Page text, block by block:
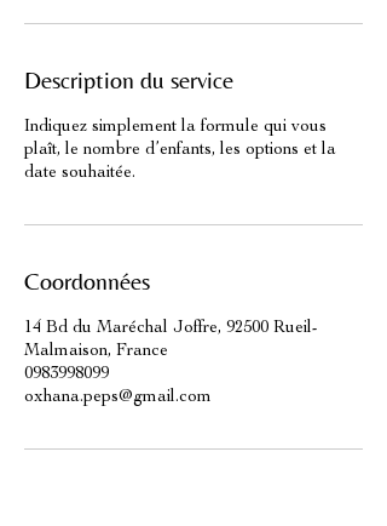
Description du service
Indiquez simplement la formule qui vous
plaît, le nombre d’enfants, les options et la
date souhaitée.
Coordonnées
14 Bd du Maréchal Joffre, 92500 Rueil-
Malmaison, France
0983998099
oxhana.peps@gmail.com